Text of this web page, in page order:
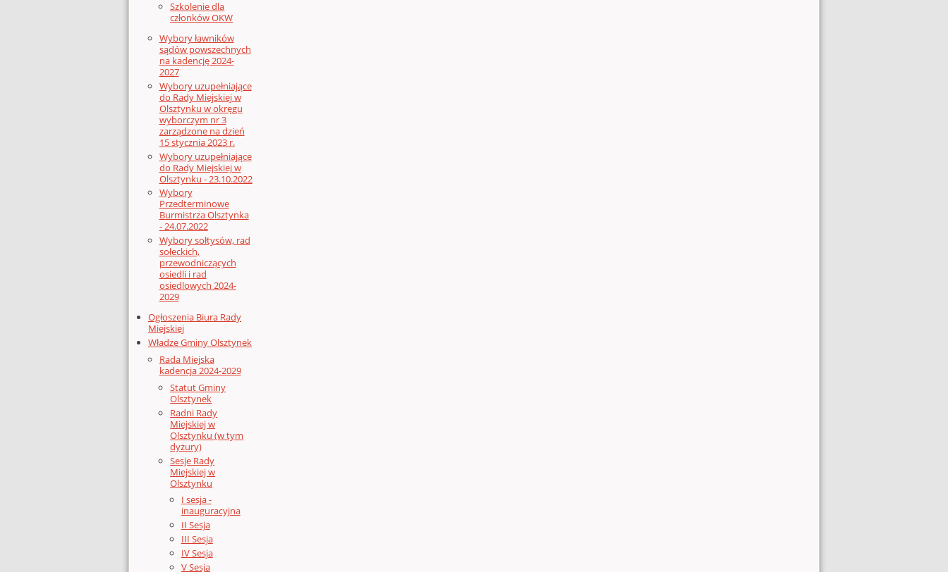
Szkolenie dla
członków OKW
Wybory ławników
sądów powszechnych
na kadencję 2024-
2027
Wybory uzupełniające
do Rady Miejskiej w
Olsztynku w okręgu
wyborczym nr 3
zarządzone na dzień
15 stycznia 2023 r.
Wybory uzupełniające
do Rady Miejskiej w
Olsztynku - 23.10.2022
Wybory
Przedterminowe
Burmistrza Olsztynka
- 24.07.2022
Wybory sołtysów, rad
sołeckich,
przewodniczących
osiedli i rad
osiedlowych 2024-
2029
Ogłoszenia Biura Rady
Miejskiej
Władze Gminy Olsztynek
Rada Miejska
kadencja 2024-2029
Statut Gminy
Olsztynek
Radni Rady
Miejskiej w
Olsztynku (w tym
dyżury)
Sesje Rady
Miejskiej w
Olsztynku
I sesja -
inauguracyjna
II Sesja
III Sesja
IV Sesja
V Sesja